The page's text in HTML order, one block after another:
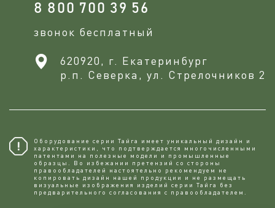
8 800 700 39 56
звонок бесплатный
620920, г. Екатеринбург
р.п. Северка, ул. Стрелочников 2
Оборудование серии Тайга имеет уникальный дизайн и
характеристики, что подтверждается многочисленными
патентами на полезные модели и промышленные
образцы. Во избежании претензий со стороны
правообладателей настоятельно рекомендуем не
копировaть дизайн нашей продукции и не размещать
визуальные изображения изделий серии Тайга без
предварительного согласования с правообладателем.